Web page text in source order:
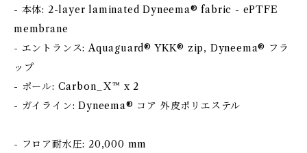
- 本体: 2-layer laminated Dyneema® fabric - ePTFE
membrane
- エントランス: Aquaguard® YKK® zip, Dyneema® フラ
ップ
- ポール: Carbon_X™ x 2
- ガイライン: Dyneema® コア 外皮ポリエステル
- フロア耐水圧: 20,000 mm